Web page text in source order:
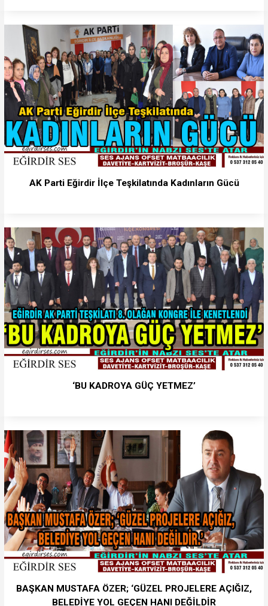
AK Parti Eğirdir İlçe Teşkilatında Kadınların Gücü
‘BU KADROYA GÜÇ YETMEZ’
BAŞKAN MUSTAFA ÖZER; ‘GÜZEL PROJELERE AÇIĞIZ,
BELEDİYE YOL GEÇEN HANI DEĞİLDİR